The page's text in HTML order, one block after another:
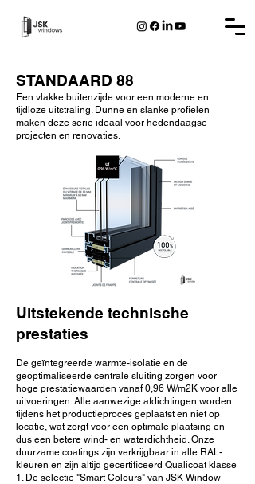
STANDAARD 88
Een vlakke buitenzijde voor een moderne en
tijdloze uitstraling. Dunne en slanke profielen
maken deze serie ideaal voor hedendaagse
projecten en renovaties.
Uitstekende technische
prestaties
De geïntegreerde warmte-isolatie en de
geoptimaliseerde centrale sluiting zorgen voor
hoge prestatiewaarden vanaf 0,96 W/m2K voor alle
uitvoeringen. Alle aanwezige afdichtingen worden
tijdens het productieproces geplaatst en niet op
locatie, wat zorgt voor een optimale plaatsing en
dus een betere wind- en waterdichtheid. Onze
duurzame coatings zijn verkrijgbaar in alle RAL-
kleuren en zijn altijd gecertificeerd Qualicoat klasse
1. De selectie "Smart Colours" van JSK Window